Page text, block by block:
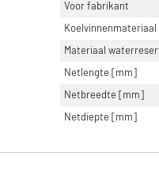
Voor fabrikant
Koelvinnenmateriaal
Materiaal
Netlengte [mm]
Netbreedte [mm]
Netdiepte [mm]